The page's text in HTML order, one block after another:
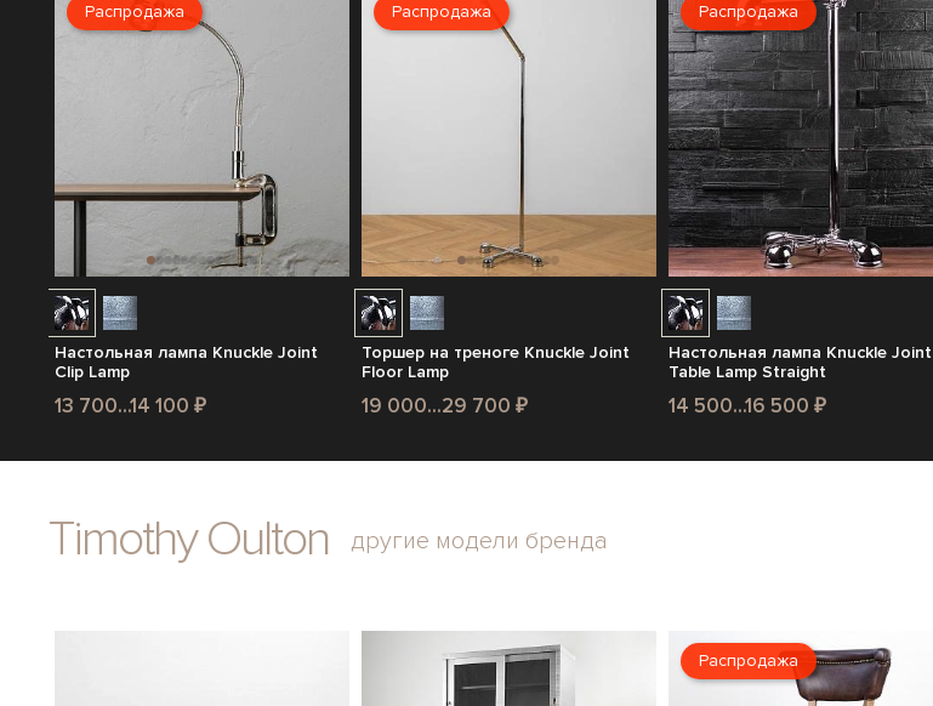
Распродажа
Настольная лампа Knuckle Joint
Clip Lamp
13 700...14 100 ₽
Распродажа
Торшер на треноге Knuckle Joint
Floor Lamp
19 000...29 700 ₽
Распродажа
Настольная лампа Knuckle Joint
Table Lamp Straight
14 500...16 500 ₽
Timothy Oulton другие модели бренда
Распродажа